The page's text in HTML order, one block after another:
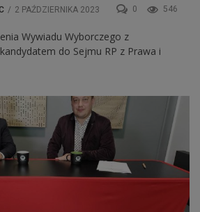
/ 2 PAŹDZIERNIKA 2023 0 546
Wywiadu Wyborczego z
do Sejmu RP z Prawa i